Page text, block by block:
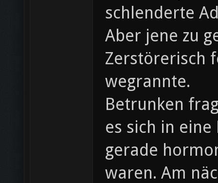
schlenderte
Aber jene zu
Zerstörerisch
wegrannte.
Betrunken
es sich in
gerade
waren. Am